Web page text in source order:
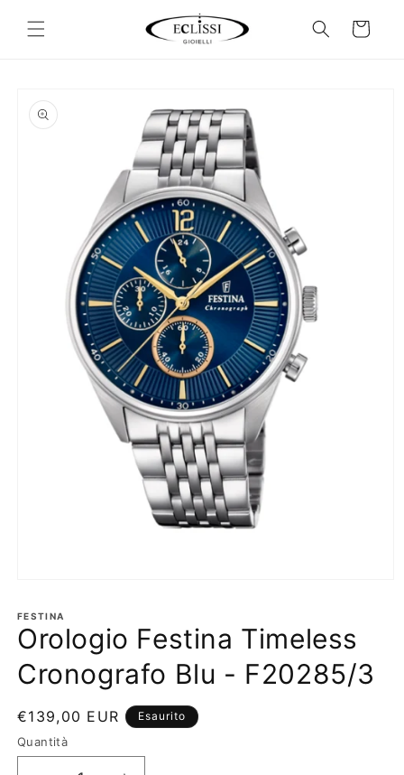
direttamente
ai contenuti
Carrello
informazioni
sul prodotto
multimediali
in
finestra
modale
FESTINA
Orologio Festina Timeless
Cronografo Blu - F20285/3
Prezzo
di
listino
€139,00 EUR Esaurito
Quantità